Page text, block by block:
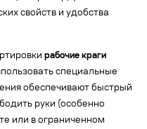
свойств и удобства
рабочие краги
специальные
обеспечивают быстрый
руки (особенно
или в ограниченном